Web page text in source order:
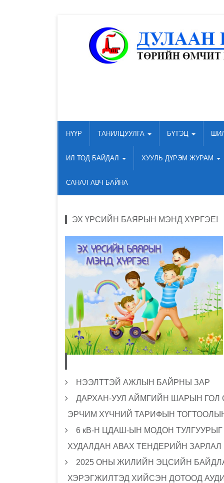
НҮҮР ТАНИЛЦУУЛГА БҮТЭЦ
ИЛ ТОД БАЙДАЛ ХУУЛЬ ДҮРЭМ ЖУРАМ
САНАЛ АВЧ БАЙНА
ЭХ ҮРСИЙН БАЯРЫН МЭНД ХҮРГЭЕ!
НЭЭЛТТЭЙ АЖЛЫН БАЙРНЫ ЗАР
ДАРХАН-УУЛ АЙМГИЙН ШАРЫН ГОЛ
ЭРЧИМ ХҮЧНИЙ ТАРИФЫН
6 кВ-Н ЦДАШ-ЫН МОДОН
ХУДАЛДАН АВАХ ТЕНДЕРИЙН ЗАРЛАЛ
2025 ОНЫ ЖИЛИЙН ЭЦСИЙН
ХЭРЭГЖИЛТЭД ХИЙСЭН ДОТООД